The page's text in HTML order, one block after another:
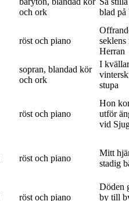
och ork
blad på
röst och piano
Herran
sopran, blandad kör
och ork
I
stupa
röst och piano
Hon
utför
vid
röst och piano
Mitt
stadig
röst och piano
Döden
by till